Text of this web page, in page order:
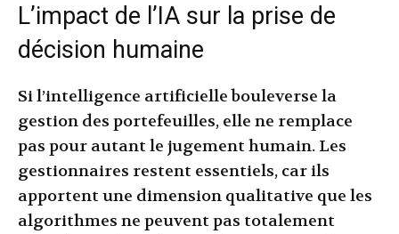
L’impact de l’IA sur la prise de
décision humaine
Si l’intelligence artificielle bouleverse la
gestion des portefeuilles, elle ne remplace
pas pour autant le jugement humain. Les
gestionnaires restent essentiels, car ils
apportent une dimension qualitative que les
algorithmes ne peuvent pas totalement